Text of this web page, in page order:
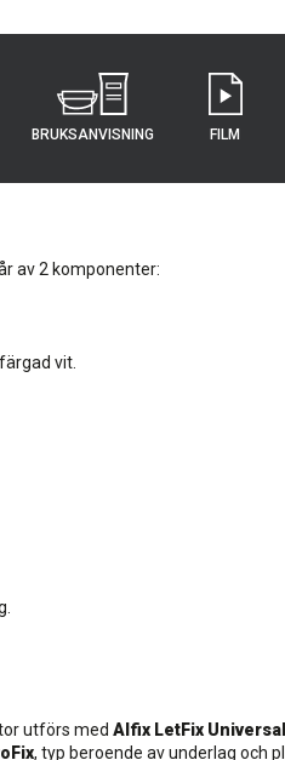
BRUKSANVISNING FILM
av 2 komponenter:
vit.
utförs med Alfix LetFix Universal
, typ beroende av underlag och